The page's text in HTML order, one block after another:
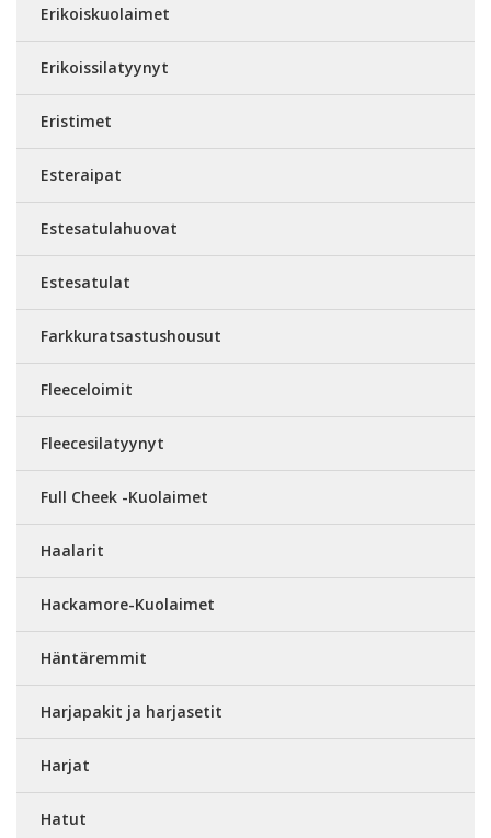
Erikoiskuolaimet
Erikoissilatyynyt
Eristimet
Esteraipat
Estesatulahuovat
Estesatulat
Farkkuratsastushousut
Fleeceloimit
Fleecesilatyynyt
Full Cheek -Kuolaimet
Haalarit
Hackamore-Kuolaimet
Häntäremmit
Harjapakit ja harjasetit
Harjat
Hatut